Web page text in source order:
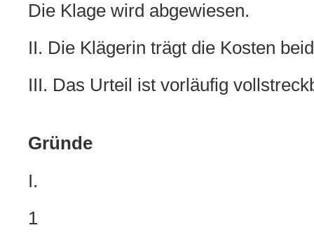
Die Klage wird abgewiesen.
II. Die Klägerin trägt die Kosten
III. Das Urteil ist vorläufig
Gründe
I.
1